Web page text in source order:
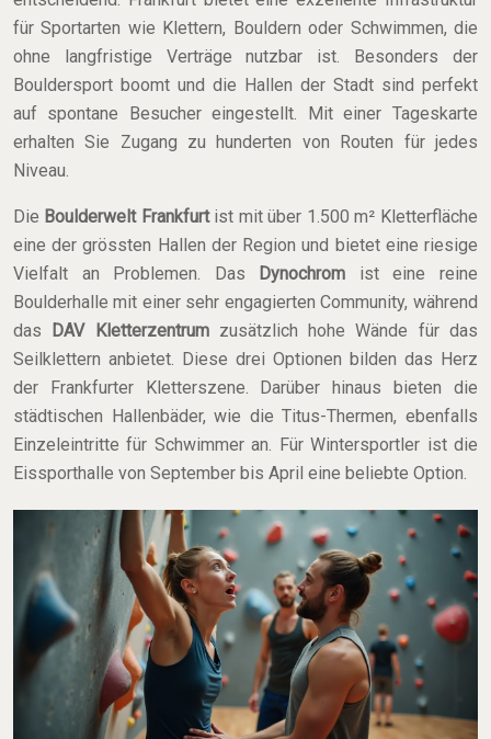
für Sportarten wie Klettern, Bouldern oder Schwimmen, die
ohne langfristige Verträge nutzbar ist. Besonders der
Bouldersport boomt und die Hallen der Stadt sind perfekt
auf spontane Besucher eingestellt. Mit einer Tageskarte
erhalten Sie Zugang zu hunderten von Routen für jedes
Niveau.
Die Boulderwelt Frankfurtist mit über 1.500 m² Kletterfläche
eine der grössten Hallen der Region und bietet eine riesige
Vielfalt an Problemen. Das
Dynochrom ist eine reine
Boulderhalle mit einer sehr engagierten Community, während
das
DAV Kletterzentrumzusätzlich hohe Wände für das
Seilklettern anbietet. Diese drei Optionen bilden das Herz
der Frankfurter Kletterszene. Darüber hinaus bieten die
städtischen Hallenbäder, wie die Titus-Thermen, ebenfalls
Einzeleintritte für Schwimmer an. Für Wintersportler ist die
Eissporthalle von September bis April eine beliebte Option.